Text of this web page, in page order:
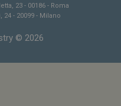
23 - 00186 - Roma
24 - 20099 - Milano
© 2026
www.dailyhealthindustry.it